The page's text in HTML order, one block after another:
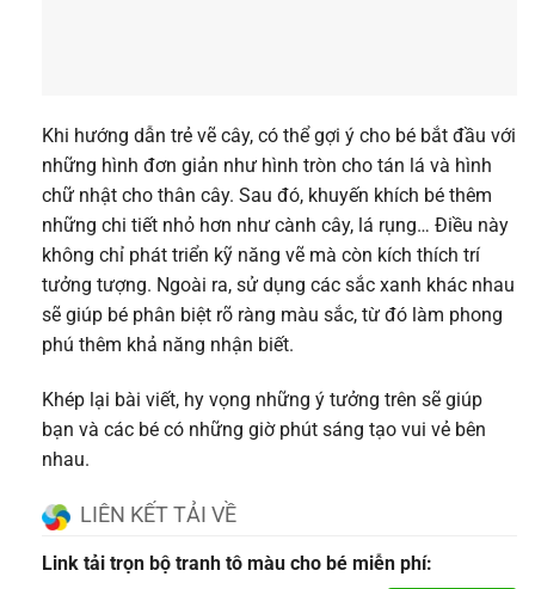
Khi hướng dẫn trẻ vẽ cây, có thể gợi ý cho bé bắt đầu với
những hình đơn giản như hình tròn cho tán lá và hình
chữ nhật cho thân cây. Sau đó, khuyến khích bé thêm
những chi tiết nhỏ hơn như cành cây, lá rụng… Điều này
không chỉ phát triển kỹ năng vẽ mà còn kích thích trí
tưởng tượng. Ngoài ra, sử dụng các sắc xanh khác nhau
sẽ giúp bé phân biệt rõ ràng màu sắc, từ đó làm phong
phú thêm khả năng nhận biết.
Khép lại bài viết, hy vọng những ý tưởng trên sẽ giúp
bạn và các bé có những giờ phút sáng tạo vui vẻ bên
nhau.
LIÊN KẾT TẢI VỀ
Link tải trọn bộ tranh tô màu cho bé miễn phí: